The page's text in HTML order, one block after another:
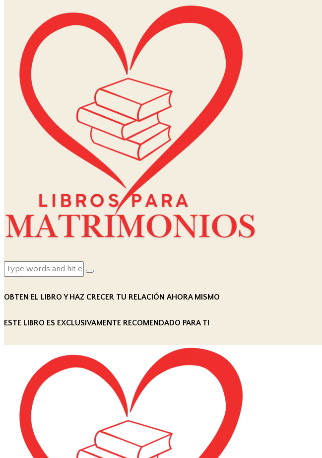
OBTEN EL LIBRO Y HAZ CRECER TU RELACIÓN AHORA MISMO
ESTE LIBRO ES EXCLUSIVAMENTE RECOMENDADO PARA TI